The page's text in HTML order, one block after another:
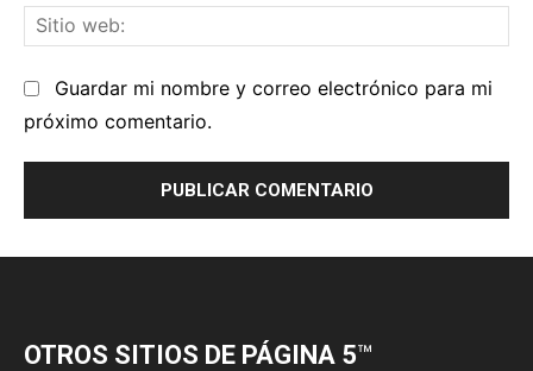
OTROS SITIOS DE PÁGINA 5™